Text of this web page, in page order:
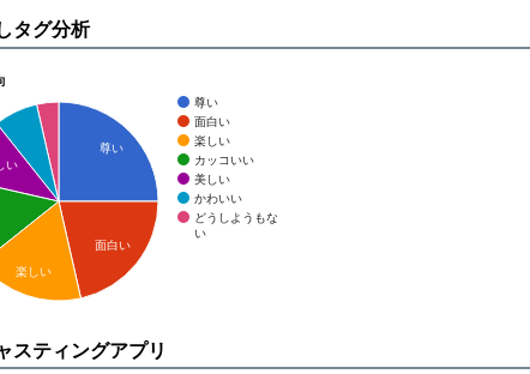
タグ分析
尊い
面白い
楽しい
カッコいい
美しい
かわいい
どうしようもな
い
尊い
面白い
い
楽しい
スティングアプリ